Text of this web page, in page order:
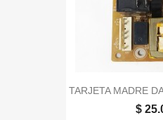
TARJETA MADRE
$